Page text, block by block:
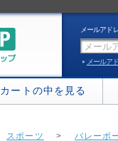
メールアド
メールア
カートの中を見る
スポーツ > バレーボ